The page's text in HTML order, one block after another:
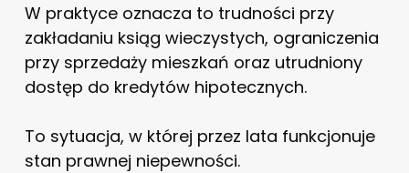
W praktyce oznacza to trudności przy
zakładaniu ksiąg wieczystych, ograniczenia
przy sprzedaży mieszkań oraz utrudniony
dostęp do kredytów hipotecznych.
To sytuacja, w której przez lata funkcjonuje
stan prawnej niepewności.